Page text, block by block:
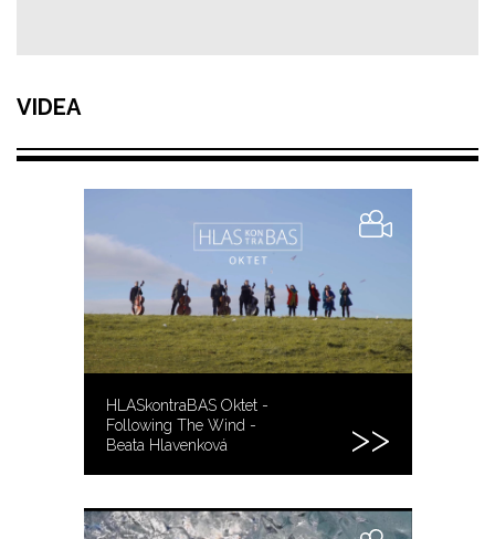
VIDEA
HLASkontraBAS Oktet -
Following The Wind -
Beata Hlavenková